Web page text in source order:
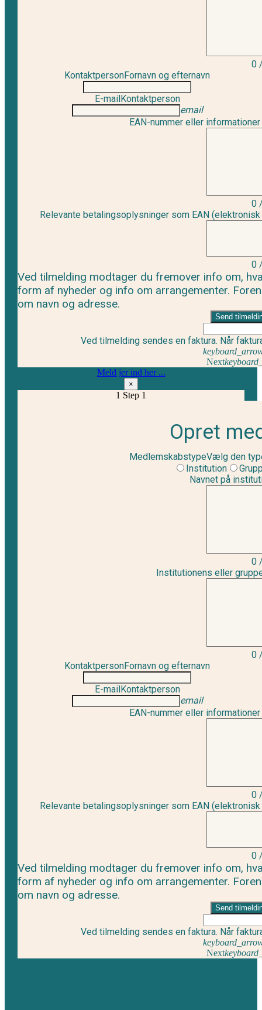
0
KontaktpersonFornavn og efternavn
E-mailKontaktperson
email
EAN-nummer eller
0
Relevante betalingsoplysninger som EAN
0
Ved tilmelding modtager du fremover info om,
form af nyheder og info om arrangementer.
om navn og adresse.
Send
Ved tilmelding sendes en faktura. Når
Next
Meld jer ind her ...
×
1 Step 1
Opret
MedlemskabstypeVælg den
Institution
Navnet på
0
Institutionens eller
0
KontaktpersonFornavn og efternavn
E-mailKontaktperson
email
EAN-nummer eller
0
Relevante betalingsoplysninger som EAN
0
Ved tilmelding modtager du fremover info om,
form af nyheder og info om arrangementer.
om navn og adresse.
Send
Ved tilmelding sendes en faktura. Når
Next